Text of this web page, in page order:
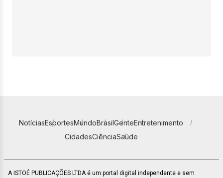
NotíciasEsportesMundoBrasilGenteEntretenimento
CidadesCiênciaSaúde
A ISTOÉ PUBLICAÇÕES LTDA é um portal digital independente e sem